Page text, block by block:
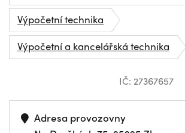
Výpočetní technika
Výpočetní a kancelářská technika
IČ: 27367657
Adresa provozovny